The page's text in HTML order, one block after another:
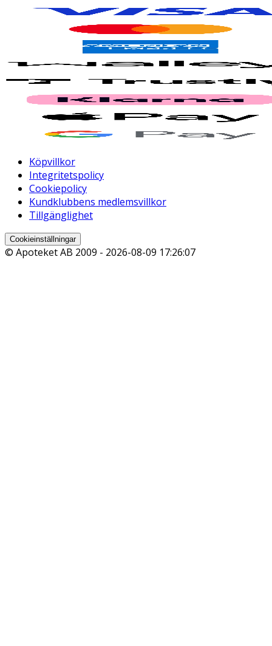
Köpvillkor
Integritetspolicy
Cookiepolicy
Kundklubbens medlemsvillkor
Tillgänglighet
Cookieinställningar
© Apoteket AB 2009 - 2026-08-09 17:26:07